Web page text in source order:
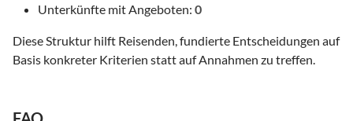
Unterkünfte mit Angeboten: 0
Diese Struktur hilft Reisenden, fundierte Entscheidungen auf
Basis konkreter Kriterien statt auf Annahmen zu treffen.